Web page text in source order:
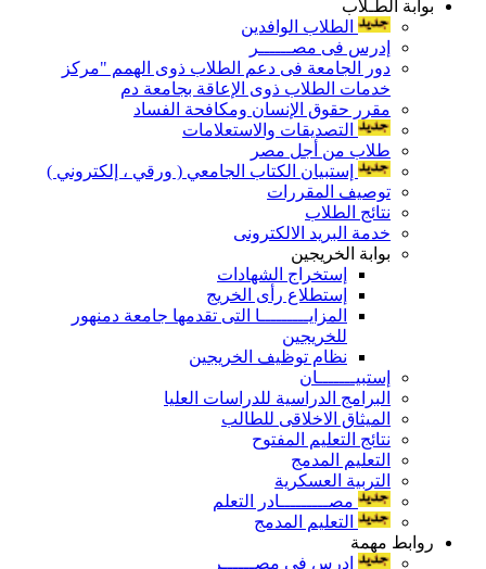
بوابة الطـلاب
الطلاب الوافدين
إدرس فى مصــــــر
دور الجامعة فى دعم الطلاب ذوى الهمم "مركز
خدمات الطلاب ذوى الإعاقة بجامعة دم
مقرر حقوق الإنسان ومكافحة الفساد
التصديقات والاستعلامات
طلاب من أجل مصر
إستبيان الكتاب الجامعي ( ورقي ، إلكتروني )
توصيف المقررات
نتائج الطلاب
خدمة البريد الالكترونى
بوابة الخريجين
إستخراج الشهادات
إستطلاع رأى الخريج
المزايـــــــــا التى تقدمها جامعة دمنهور
للخريجين
نظام توظيف الخريجين
إستبيـــــــان
البرامج الدراسية للدراسات العليا
الميثاق الاخلاقى للطالب
نتائج التعليم المفتوح
التعليم المدمج
التربية العسكرية
مصـــــــــادر التعلم
التعليم المدمج
روابط مهمة
إدرس فى مصــــــر